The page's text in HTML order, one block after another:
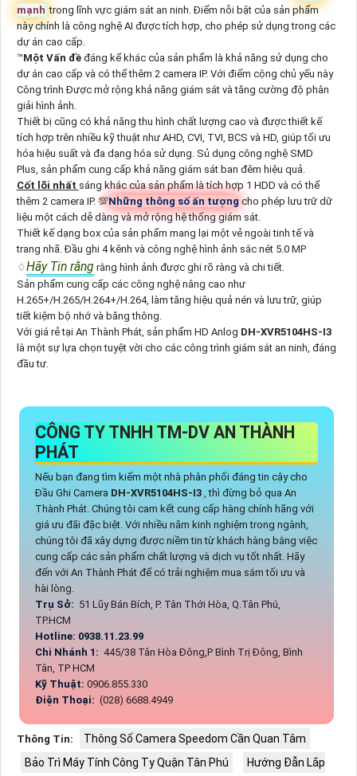
mạnh trong lĩnh vực giám sát an ninh. Điểm nỗi bật của sản phẩm
này chính là công nghệ AI được tích hợp, cho phép sử dụng trong các
dự án cao cấp.
™️Một Vấn đềđáng kể khác của sản phẩm là khả năng sử dụng cho
dự án cao cấp và có thể thêm 2 camera IP. Với điểm cộng chủ yếu này
Công trình Được mở rộng khả năng giám sát và tăng cường độ phân
giải hình ảnh.
Thiết bị cũng có khả năng thu hình chất lượng cao và được thiết kế
tích hợp trên nhiều kỹ thuật như AHD, CVI, TVI, BCS và HD, giúp tối ưu
hóa hiệu suất và đa dạng hóa sử dụng. Sủ dụng công nghệ SMD
Plus, sản phẩm cung cấp khả năng giám sát ban đêm hiệu quả.
Cốt lõi nhất sáng khác của sản phẩm là tích hợp 1 HDD và có thể
thêm 2 camera IP. 💯Những thông số ấn tượng cho phép lưu trữ dữ
liệu một cách dễ dàng và mở rộng hệ thống giám sát.
Thiết kế dạng box của sản phẩm mang lại một vẻ ngoài tinh tế và
trang nhã. Đầu ghi 4 kênh và công nghệ hình ảnh sắc nét 5.0 MP
♢Hãy Tin rằng rằng hình ảnh được ghi rõ ràng và chi tiết.
Sản phẩm cung cấp các công nghệ nâng cao như
H.265+/H.265/H.264+/H.264, làm tăng hiệu quả nén và lưu trữ, giúp
tiết kiệm bộ nhớ và băng thông.
Với giá rẻ tại An Thành Phát, sản phẩm HD Anlog DH-XVR5104HS-I3
là một sự lựa chọn tuyệt vời cho các công trình giám sát an ninh, đáng
đầu tư.
CÔNG TY TNHH TM-DV AN THÀNH
PHÁT
Nếu bạn đang tìm kiếm một nhà phân phối đáng tin cậy cho
Đầu Ghi Camera DH-XVR5104HS-I3 , thì đừng bỏ qua An
Thành Phát. Chúng tôi cam kết cung cấp hàng chính hãng với
giá ưu đãi đặc biệt. Với nhiều năm kinh nghiệm trong ngành,
chúng tôi đã xây dựng được niềm tin từ khách hàng bằng việc
cung cấp các sản phẩm chất lượng và dịch vụ tốt nhất. Hãy
đến với An Thành Phát để có trải nghiệm mua sắm tối ưu và
hài lòng.
Trụ Sở: 51 Lũy Bán Bích, P. Tân Thới Hòa, Q.Tân Phú,
TP.HCM
Hotline: 0938.11.23.99
Chi Nhánh 1: 445/38 Tân Hòa Đông,P Bình Trị Đông, Bình
Tân, TP HCM
Kỹ Thuật: 0906.855.330
Điện Thoại: (028) 6688.4949
Thông Tin:
Thông Số Camera Speedom Cần Quan Tâm
Bảo Trì Máy Tính Công Ty Quận Tân Phú
Hướng Đẫn Lắp